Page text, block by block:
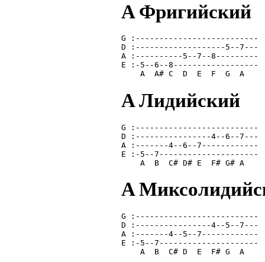
A Фригийский
G :--------------------------
D :-------------------5--7---
A :----------5--7--8---------
E :-5--6--8------------------
    A  A# C  D  E  F  G  A
A Лидийский
G :--------------------------
D :----------------4--6--7---
A :-------4--6--7------------
E :-5--7---------------------
    A  B  C# D# E  F# G# A
A
G :--------------------------
D :----------------4--5--7---
A :-------4--5--7------------
E :-5--7---------------------
    A  B  C# D  E  F# G  A